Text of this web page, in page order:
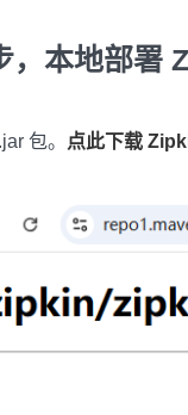
，本地部署
包。 点此下载